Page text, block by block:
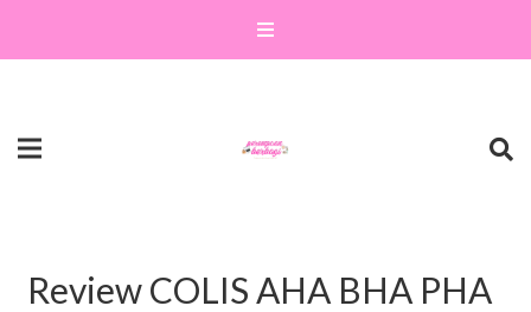
Review COLIS AHA BHA PHA